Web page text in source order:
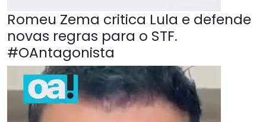
Romeu Zema critica Lula e defende
novas regras para o STF.
#OAntagonista